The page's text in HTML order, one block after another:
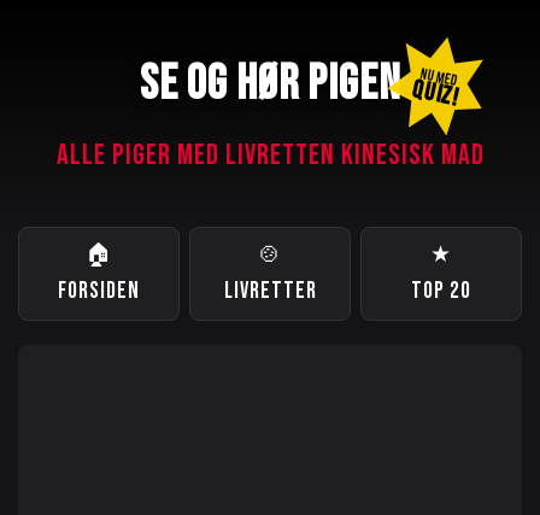
SE OG HØR PIGEN NU MED
QUIZ!
ALLE PIGER MED LIVRETTEN KINESISK MAD
🏠
FORSIDEN
🍲
LIVRETTER
★
TOP 20